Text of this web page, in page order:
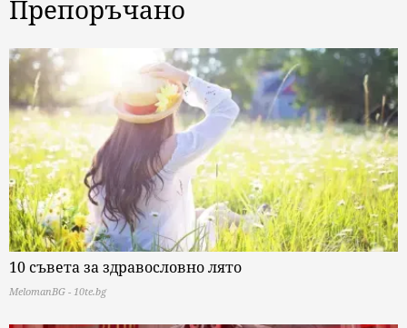
Препоръчано
10 съвета за здравословно лято
MelomanBG - 10te.bg